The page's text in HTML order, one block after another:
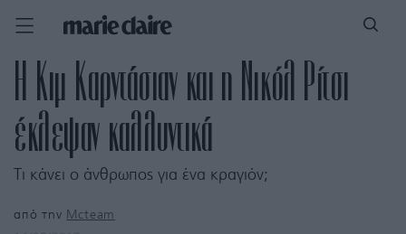
Η Κιμ Καρντάσιαν και η Νικόλ Ρίτσι
έκλεψαν καλλυντικά
Τι κάνει ο άνθρωπος για ένα κραγιόν;
από την Mcteam